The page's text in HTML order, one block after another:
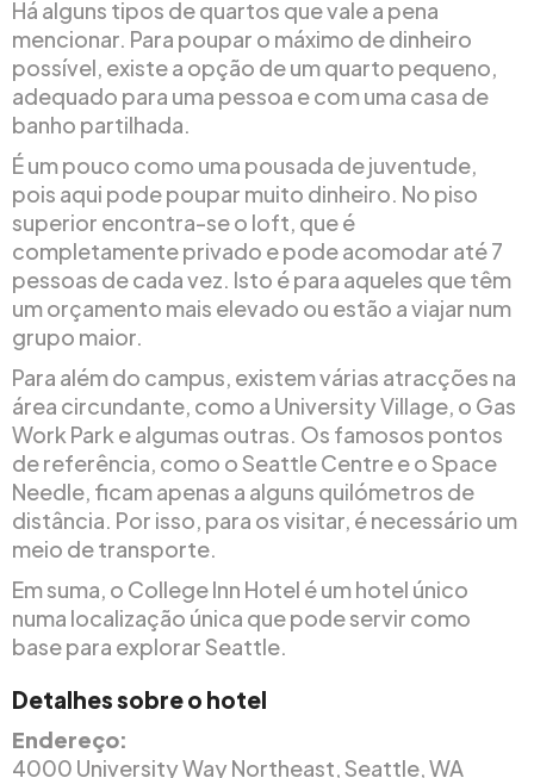
Há alguns tipos de quartos que vale a pena
mencionar. Para poupar o máximo de dinheiro
possível, existe a opção de um quarto pequeno,
adequado para uma pessoa e com uma casa de
banho partilhada.
É um pouco como uma pousada de juventude,
pois aqui pode poupar muito dinheiro. No piso
superior encontra-se o loft, que é
completamente privado e pode acomodar até 7
pessoas de cada vez. Isto é para aqueles que têm
um orçamento mais elevado ou estão a viajar num
grupo maior.
Para além do campus, existem várias atracções na
área circundante, como a University Village, o Gas
Work Park e algumas outras. Os famosos pontos
de referência, como o Seattle Centre e o Space
Needle, ficam apenas a alguns quilómetros de
distância. Por isso, para os visitar, é necessário um
meio de transporte.
Em suma, o College Inn Hotel é um hotel único
numa localização única que pode servir como
base para explorar Seattle.
Detalhes sobre o hotel
Endereço:
4000 University Way Northeast, Seattle, WA